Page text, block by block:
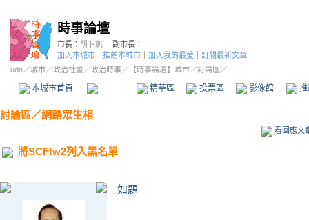
時事論壇
市長： 胡卜凱
副市長：
加入本城市
推薦本城市 加入我的最愛
訂閱最新文章
udn／城市／政治社會 ／政治時事／ 【時事論壇】城市／討論區／
本城市首頁 精華區 投票區 影像館
討論區／網路眾生相
看回應文
將SCFtw2列入黑名單
如題